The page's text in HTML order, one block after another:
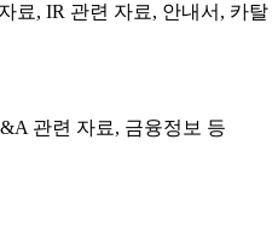
료, IR 관련 자료, 안내서, 카탈
관련 자료, 금융정보 등